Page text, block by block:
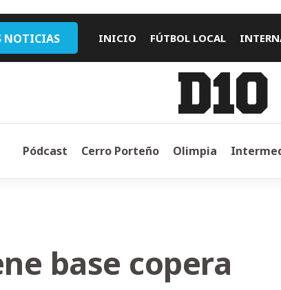
NOTICIAS INICIO FÚTBOL LOCAL
Pódcast Cerro Porteño Olimpia
base copera